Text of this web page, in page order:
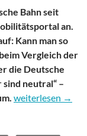
Bahn seit
an.
Kann man so
Vergleich der
die Deutsche
neutral“ –
Kann das denn
weiterlesen →